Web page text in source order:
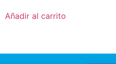
Añadir al carrito